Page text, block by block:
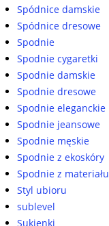
Spódnice damskie
Spódnice dresowe
Spodnie
Spodnie cygaretki
Spodnie damskie
Spodnie dresowe
Spodnie eleganckie
Spodnie jeansowe
Spodnie męskie
Spodnie z ekoskóry
Spodnie z materiału
Styl ubioru
sublevel
Sukienki